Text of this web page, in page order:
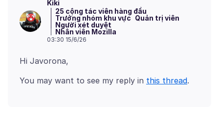
Kiki
25 cộng tác viên hàng đầu
Trưởng nhóm khu vực Quản trị viên
Người xét duyệt
Nhân viên Mozilla
03:30 15/6/26
You may want to see my reply in this thread